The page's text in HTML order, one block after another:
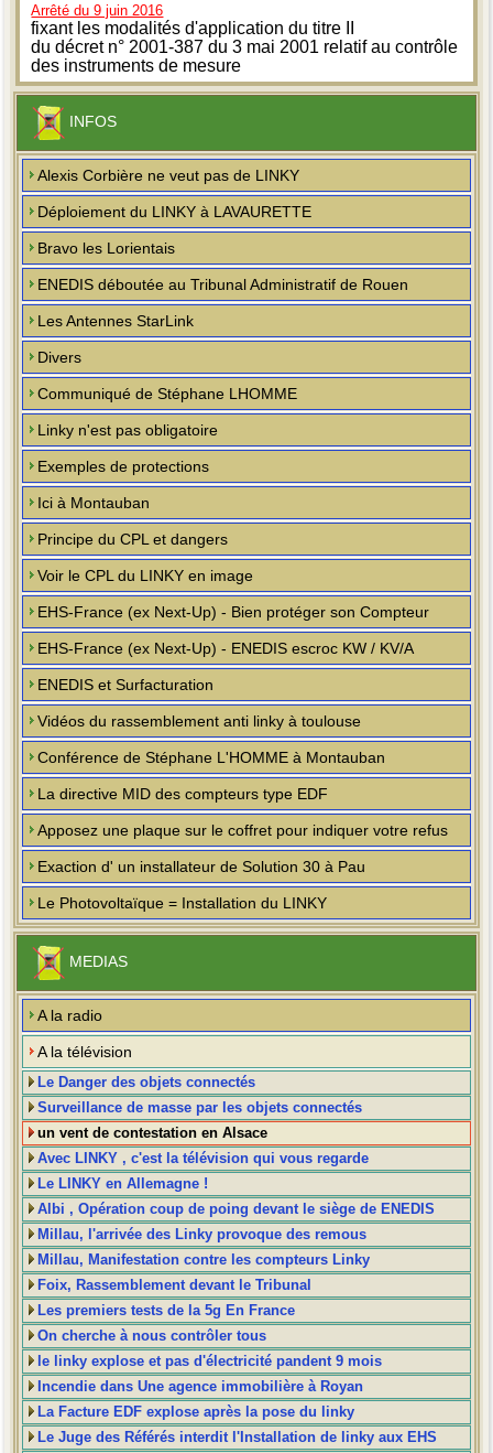
Arrêté du 9 juin 2016
fixant les modalités d'application du titre II
du décret n° 2001-387 du 3 mai 2001 relatif au contrôle
des instruments de mesure
INFOS
Alexis Corbière ne veut pas de LINKY
Déploiement du LINKY à LAVAURETTE
Bravo les Lorientais
ENEDIS déboutée au Tribunal Administratif de Rouen
Les Antennes StarLink
Divers
Communiqué de Stéphane LHOMME
Linky n'est pas obligatoire
Exemples de protections
Ici à Montauban
Principe du CPL et dangers
Voir le CPL du LINKY en image
EHS-France (ex Next-Up) - Bien protéger son Compteur
EHS-France (ex Next-Up) - ENEDIS escroc KW / KV/A
ENEDIS et Surfacturation
Vidéos du rassemblement anti linky à toulouse
Conférence de Stéphane L'HOMME à Montauban
La directive MID des compteurs type EDF
Apposez une plaque sur le coffret pour indiquer votre refus
Exaction d' un installateur de Solution 30 à Pau
Le Photovoltaïque = Installation du LINKY
MEDIAS
A la radio
A la télévision
Le Danger des objets connectés
Surveillance de masse par les objets connectés
un vent de contestation en Alsace
Avec LINKY , c'est la télévision qui vous regarde
Le LINKY en Allemagne !
Albi , Opération coup de poing devant le siège de ENEDIS
Millau, l'arrivée des Linky provoque des remous
Millau, Manifestation contre les compteurs Linky
Foix, Rassemblement devant le Tribunal
Les premiers tests de la 5g En France
On cherche à nous contrôler tous
le linky explose et pas d'électricité pandent 9 mois
Incendie dans Une agence immobilière à Royan
La Facture EDF explose après la pose du linky
Le Juge des Référés interdit l'Installation de linky aux EHS